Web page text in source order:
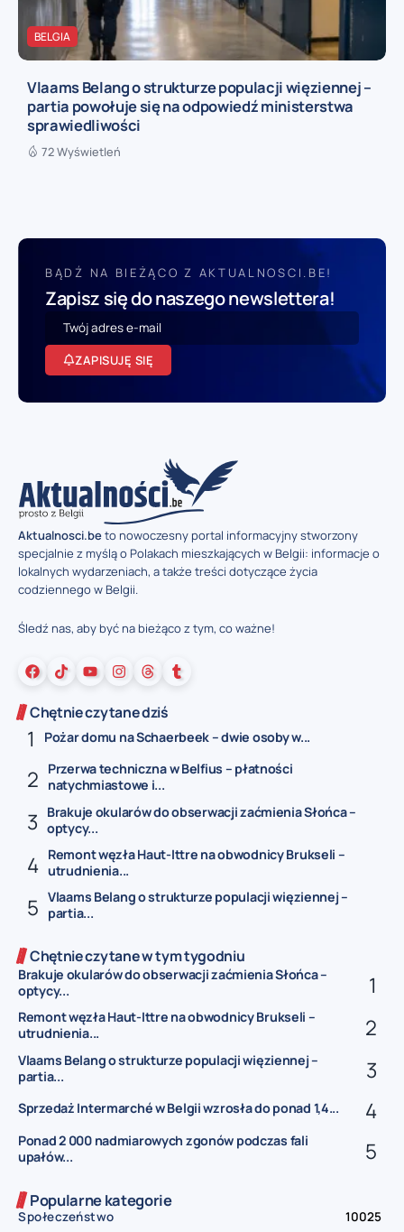
BELGIA
Vlaams Belang o strukturze populacji więziennej –
partia powołuje się na odpowiedź ministerstwa
sprawiedliwości
72 Wyświetleń
BĄDŹ NA BIEŻĄCO Z AKTUALNOSCI.BE!
Zapisz się do naszego newslettera!
ZAPISUJĘ SIĘ
Aktualnosci.beto nowoczesny portal informacyjny stworzony
specjalnie z myślą o Polakach mieszkających w Belgii: informacje o
lokalnych wydarzeniach, a także treści dotyczące życia
codziennego w Belgii.
Śledź nas, aby być na bieżąco z tym, co ważne!
Chętnie czytane dziś
Pożar domu na Schaerbeek – dwie osoby w...
Przerwa techniczna w Belfius – płatności
natychmiastowe i...
Brakuje okularów do obserwacji zaćmienia Słońca –
optycy...
Remont węzła Haut-Ittre na obwodnicy Brukseli –
utrudnienia...
Vlaams Belang o strukturze populacji więziennej –
partia...
Chętnie czytane w tym tygodniu
Brakuje okularów do obserwacji zaćmienia Słońca –
optycy...
Remont węzła Haut-Ittre na obwodnicy Brukseli –
utrudnienia...
Vlaams Belang o strukturze populacji więziennej –
partia...
Sprzedaż Intermarché w Belgii wzrosła do ponad 1,4...
Ponad 2 000 nadmiarowych zgonów podczas fali
upałów...
Popularne kategorie
Społeczeństwo
10025